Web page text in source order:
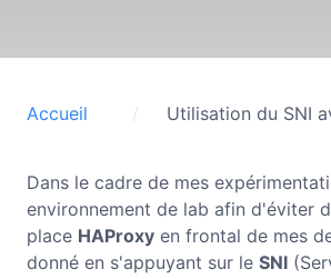
Accueil Utilisation du SNI
Dans le cadre de mes
environnement de lab afin d'éviter
place HAProxy en frontal de mes
donné en s'appuyant sur le SNI